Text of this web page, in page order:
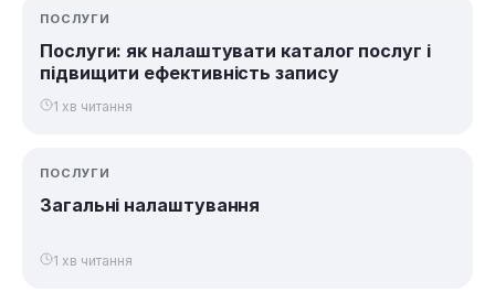
ПОСЛУГИ
Послуги: як налаштувати каталог послуг і
підвищити ефективність запису
1 хв читання
ПОСЛУГИ
Загальні налаштування
1 хв читання